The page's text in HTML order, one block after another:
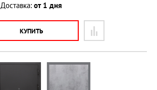
Доставка: от 1 дня
КУПИТЬ